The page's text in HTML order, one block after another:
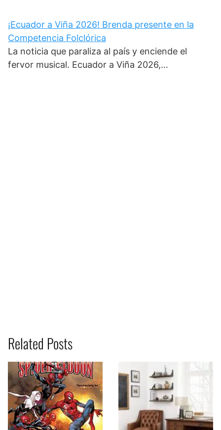
¡Ecuador a Viña 2026! Brenda presente en la
Competencia Folclórica
La noticia que paraliza al país y enciende el
fervor musical. Ecuador a Viña 2026,…
Related Posts